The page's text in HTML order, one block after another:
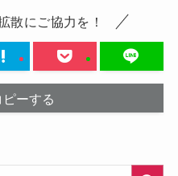
散にご協力を！
ーする